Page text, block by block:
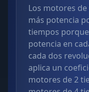
Los motores
más potencia
tiempos
potencia en
cada dos
aplica un
motores de 2